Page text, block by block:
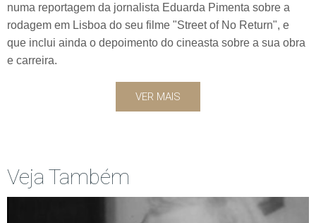
numa reportagem da jornalista Eduarda Pimenta sobre a
rodagem em Lisboa do seu filme "Street of No Return", e
que inclui ainda o depoimento do cineasta sobre a sua obra
e carreira.
VER MAIS
Veja Também